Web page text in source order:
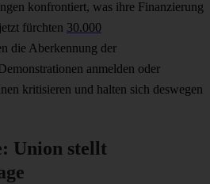
konfrontiert, was ihre Finanzierung
fürchten 30.000
die Aberkennung der
anmelden oder
kritisieren und halten sich deswegen
Union stellt